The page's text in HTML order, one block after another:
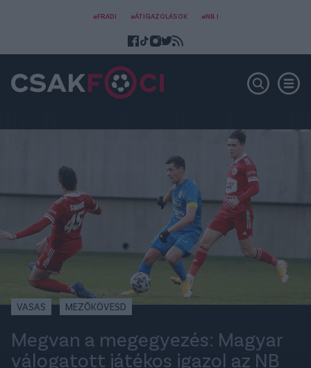
#FRADI #ÁTIGAZOLÁSOK #NB I
VASAS MEZŐKÖVESD
Megvan a megegyezés: Magyar
válogatott játékos igazol az NB